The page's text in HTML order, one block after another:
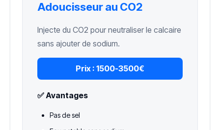
Adoucisseur au CO2
Injecte du CO2 pour neutraliser le calcaire
sans ajouter de sodium.
Prix : 1500-3500€
✅ Avantages
Pas de sel